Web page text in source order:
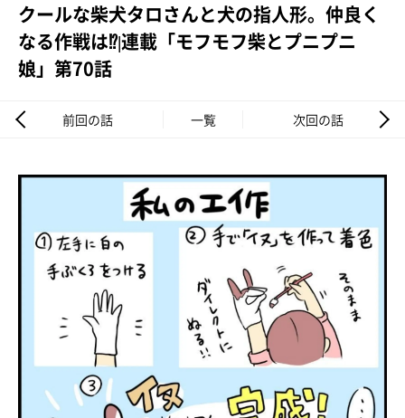
クールな柴犬タロさんと犬の指人形。仲良く
なる作戦は⁉|連載「モフモフ柴とプニプニ
娘」第70話
前回の話 一覧 次回の話